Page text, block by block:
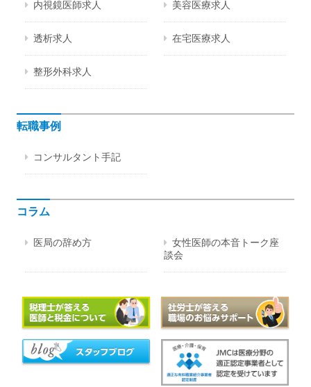
内視鏡医師求人 美容医療求人
透析求人 在宅医療求人
整形外科求人
転職事例
コンサルタント手記
コラム
医局の辞め方
女性医師の本音トーク座
談会